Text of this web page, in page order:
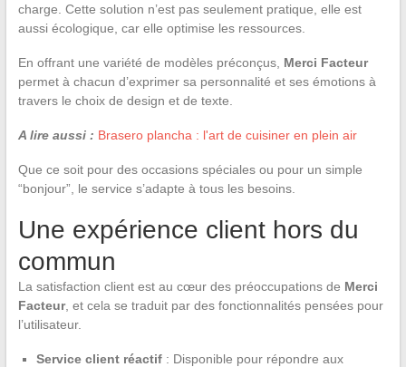
charge. Cette solution n’est pas seulement pratique, elle est
aussi écologique, car elle optimise les ressources.
En offrant une variété de modèles préconçus, Merci Facteur
permet à chacun d’exprimer sa personnalité et ses émotions à
travers le choix de design et de texte.
A lire aussi : Brasero plancha : l'art de cuisiner en plein air
Que ce soit pour des occasions spéciales ou pour un simple
“bonjour”, le service s’adapte à tous les besoins.
Une expérience client hors du
commun
La satisfaction client est au cœur des préoccupations de Merci
Facteur, et cela se traduit par des fonctionnalités pensées pour
l’utilisateur.
Service client réactif: Disponible pour répondre aux